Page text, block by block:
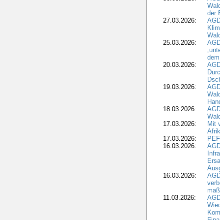
der
27.03.2026:
25.03.2026:
20.03.2026:
19.03.2026:
18.03.2026:
17.03.2026:
Mit
17.03.2026:
16.03.2026:
16.03.2026:
11.03.2026: